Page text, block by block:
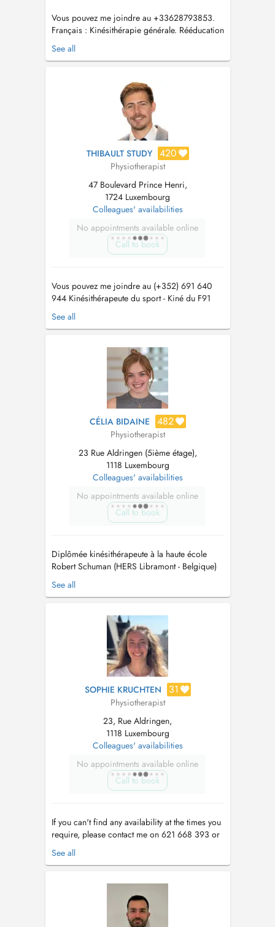
Vous pouvez me joindre au +33628793853.
Français : Kinésithérapie générale. Rééducation
Pelvi-périnéale. Bilan fonctionnel. Traitement et
rééducation des pathologies orthopédiques,
Pathologies du sportif Traitement du dos
(lombalgie, scoliose) Rééd...
See all
THIBAULT STUDY 420
Physiotherapist
47 Boulevard Prince Henri,
1724 Luxembourg
Colleagues' availabilities
No appointments available online
Call to book
Vous pouvez me joindre au (+352) 691 640
944 Kinésithérapeute du sport - Kiné du F91
Dudelange depuis 2023 Traitement et
rééducation orthopédique Thérapie manuelle
Lymphatique Traitements à Onde de choc
Traitements Triggerpoints Rééducation des
See all
CÉLIA BIDAINE 482
Physiotherapist
23 Rue Aldringen (5ième étage),
1118 Luxembourg
Colleagues' availabilities
No appointments available online
Call to book
Diplômée kinésithérapeute à la haute école
Robert Schuman (HERS Libramont - Belgique)
en 2023. Formée pour prise en charge globale
kinésithérapeutique: -troubles musculo-
dorsalgie) -troubles orthopédiques et
traumatiques (fractures, entorses,..) +...
See all
SOPHIE KRUCHTEN 31
Physiotherapist
23, Rue Aldringen,
1118 Luxembourg
Colleagues' availabilities
No appointments available online
Call to book
If you can't find any availability at the times you
require, please contact me on 621 668 393 or
kine@aldringen.lu
than 24 hours in advance will be charged
---------------------------------------------------...
See all